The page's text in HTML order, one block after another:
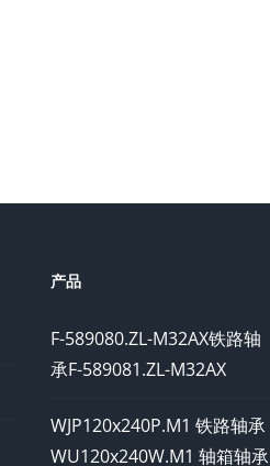
产品
F-589080.ZL-M32AX铁路轴
承F-589081.ZL-M32AX
WJP120x240P.M1 铁路轴承
WU120x240W.M1 轴箱轴承